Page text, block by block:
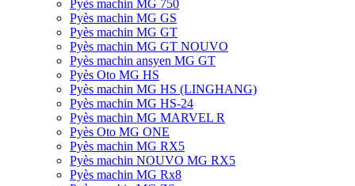
Pyès machin MG 750
Pyès machin MG GS
Pyès machin MG GT
Pyès machin MG GT NOUVO
Pyès machin ansyen MG GT
Pyès Oto MG HS
Pyès machin MG HS (LINGHANG)
Pyès machin MG HS-24
Pyès machin MG MARVEL R
Pyès Oto MG ONE
Pyès machin MG RX5
Pyès machin NOUVO MG RX5
Pyès machin MG Rx8